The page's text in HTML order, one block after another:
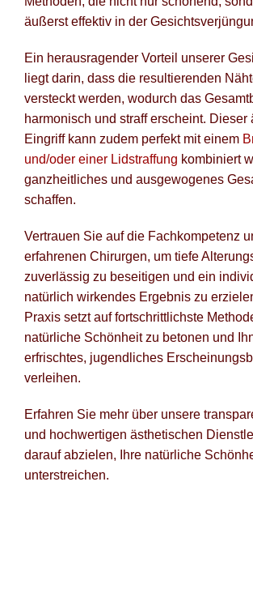
äußerst effektiv in der
Ein herausragender Vorteil unserer
liegt darin, dass die resultierenden
versteckt werden, wodurch das
harmonisch und straff erscheint. Dieser
Eingriff kann zudem perfekt mit einem
und/oder einer Lidstraffung kombiniert
ganzheitliches und ausgewogenes
schaffen.
Vertrauen Sie auf die Fachkompetenz
erfahrenen Chirurgen, um tiefe
zuverlässig zu beseitigen und ein
natürlich wirkendes Ergebnis zu
Praxis setzt auf fortschrittlichste
natürliche Schönheit zu betonen und
erfrischtes, jugendliches
verleihen.
Erfahren Sie mehr über unsere
und hochwertigen ästhetischen
darauf abzielen, Ihre natürliche
unterstreichen.